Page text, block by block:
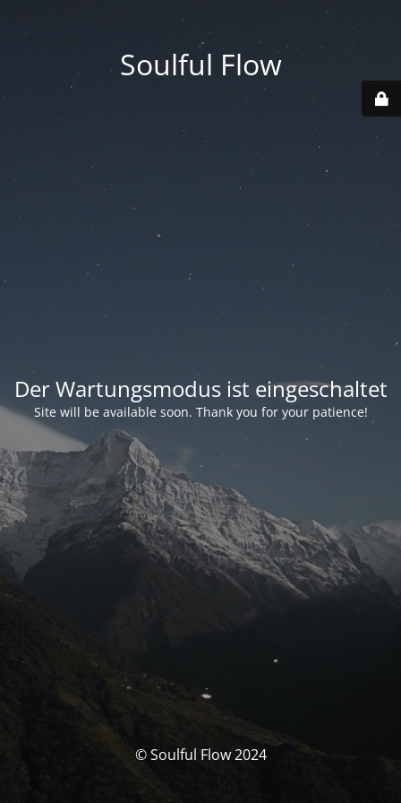
Soulful Flow
Der Wartungsmodus ist eingeschaltet
Site will be available soon. Thank you for your patience!
© Soulful Flow 2024